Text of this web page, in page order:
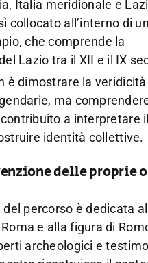
Italia meridionale e
collocato all’interno di
che comprende la
Lazio tra il XII e il IX
è dimostrare la
ma
a interpretare il
identità collettive.
delle proprie
del percorso è dedicata
e alla figura di
archeologici e